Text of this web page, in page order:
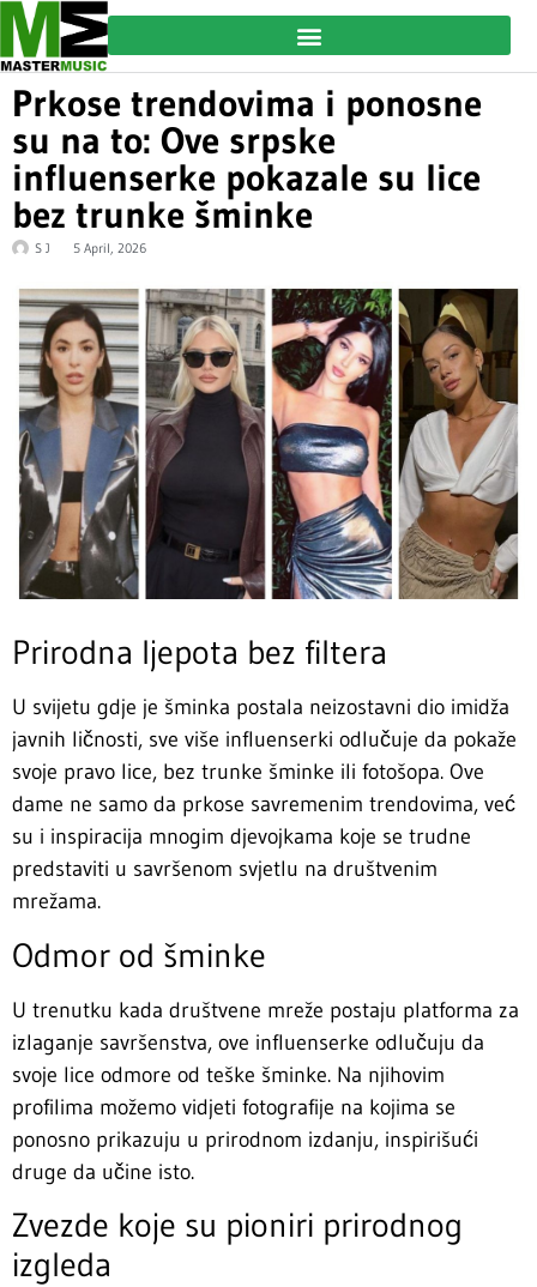
Prkose trendovima i ponosne
su na to: Ove srpske
influenserke pokazale su lice
bez trunke šminke
S J 5 April, 2026
Prirodna ljepota bez filtera
U svijetu gdje je šminka postala neizostavni dio imidža
javnih ličnosti, sve više influenserki odlučuje da pokaže
svoje pravo lice, bez trunke šminke ili fotošopa. Ove
dame ne samo da prkose savremenim trendovima, već
su i inspiracija mnogim djevojkama koje se trudne
predstaviti u savršenom svjetlu na društvenim
mrežama.
Odmor od šminke
U trenutku kada društvene mreže postaju platforma za
izlaganje savršenstva, ove influenserke odlučuju da
svoje lice odmore od teške šminke. Na njihovim
profilima možemo vidjeti fotografije na kojima se
ponosno prikazuju u prirodnom izdanju, inspirišući
druge da učine isto.
Zvezde koje su pioniri prirodnog
izgleda